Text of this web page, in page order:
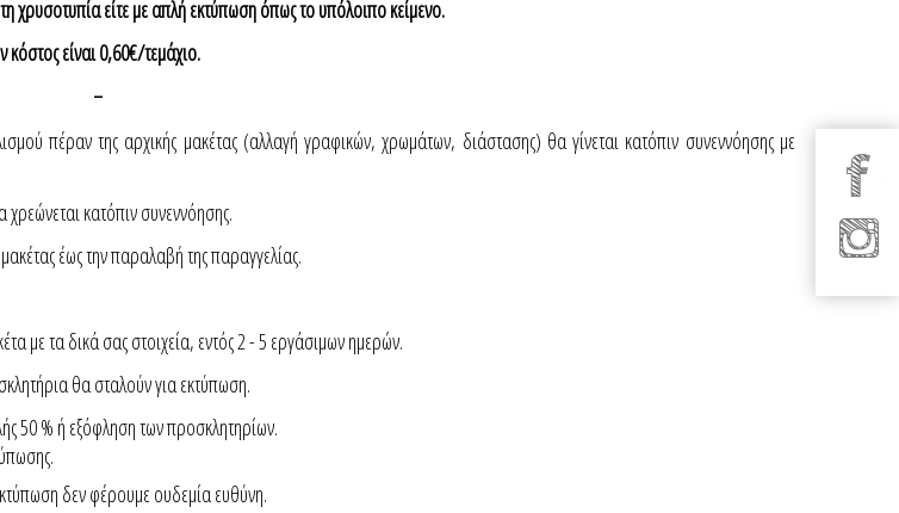
χρυσοτυπία είτε με απλή εκτύπωση όπως το υπόλοιπο κείμενο.
είναι 0,60€/τεμάχιο.
-
πέραν της αρχικής μακέτας (αλλαγή γραφικών, χρωμάτων, διάστασης) θα γίνεται κατόπιν συνεννόησης με
κατόπιν συνεννόησης.
έως την παραλαβή της παραγγελίας.
με τα δικά σας στοιχεία, εντός 2 - 5 εργάσιμων ημερών.
θα σταλούν για εκτύπωση.
50 % ή εξόφληση των προσκλητηρίων.
δεν φέρουμε ουδεμία ευθύνη.